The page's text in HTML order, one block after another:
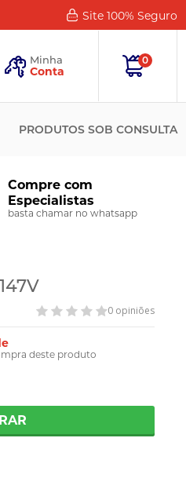
Site 100% Seguro
Minha
Conta
Senha?
Novo
CADASTRAR
0
PRODUTOS SOB CONSULTA
Compre com
Especialistas
basta chamar no whatsapp
0 opiniões
deste produto